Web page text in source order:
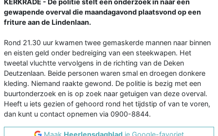
KERKRADE - De politie stelt een onderzoek in naar een
gewapende overval die maandagavond plaatsvond op een
friture aan de Lindenlaan.
Rond 21.30 uur kwamen twee gemaskerde mannen naar binnen
en eisten geld onder bedreiging van een steekwapen. Het
tweetal vluchtte vervolgens in de richting van de Deken
Deutzenlaan. Beide personen waren smal en droegen donkere
kleding. Niemand raakte gewond. De politie is bezig met een
buurtonderzoek en is op zoek naar getuigen van deze overval.
Heeft u iets gezien of gehoord rond het tijdstip of van te voren,
dan kunt u contact opnemen via 0900-8844.
Maak Heerlensdagblad je Google-favoriet